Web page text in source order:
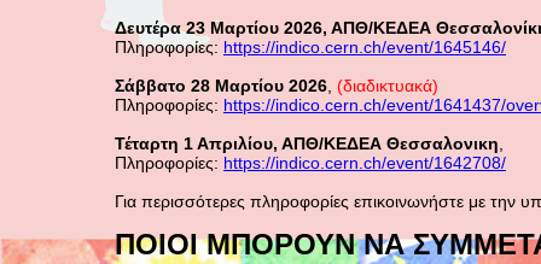
Δευτέρα 23 Μαρτίου 2026, ΑΠΘ/ΚΕΔΕΑ
Πληροφορίες: https://indico.cern.ch/event/1645146/
Σάββατο 28 Μαρτίου 2026 (διαδικτυακά)
Πληροφορίες: https://indico.cern.ch/event/1641437/
Τέταρτη 1 Απριλίου, ΑΠΘ/ΚΕΔΕΑ Θεσσαλονικη
Πληροφορίες: https://indico.cern.ch/event/1642708/
Για περισσότερες πληροφορίες επικοινωνήστε με
ΠΟΙΟΙ ΜΠΟΡΟΥΝ ΝΑ